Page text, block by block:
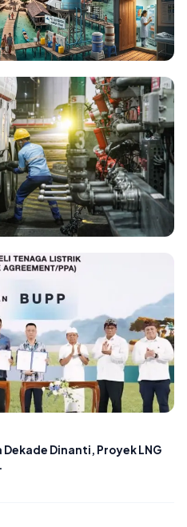
Grid Jadi Kunci
dan Ekonomi d...
Regional
Distribusi BBM di 5
Dinanti, Proyek LNG